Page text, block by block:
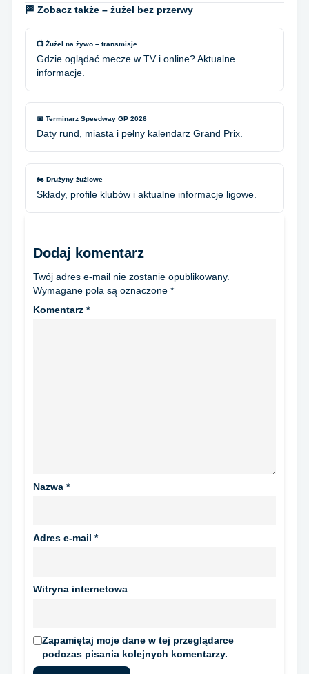
🏁 Zobacz także – żużel bez przerwy
📺 Żużel na żywo – transmisje
Gdzie oglądać mecze w TV i online? Aktualne
informacje.
📅 Terminarz Speedway GP 2026
Daty rund, miasta i pełny kalendarz Grand Prix.
🏍️ Drużyny żużlowe
Składy, profile klubów i aktualne informacje ligowe.
Dodaj komentarz
Twój adres e-mail nie zostanie opublikowany.
Wymagane pola są oznaczone *
Komentarz *
Nazwa *
Adres e-mail *
Witryna internetowa
Zapamiętaj moje dane w tej przeglądarce
podczas pisania kolejnych komentarzy.